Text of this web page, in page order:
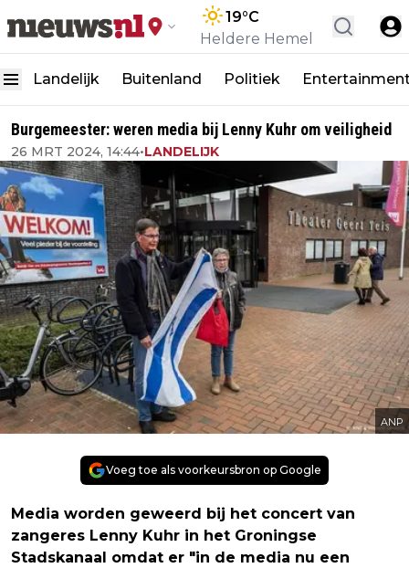
19°C
Heldere Hemel
Landelijk Buitenland Politiek
Burgemeester: weren media bij Lenny Kuhr om veiligheid
26 MRT 2024, 14:44•LANDELIJK
ANP
Voeg toe als voorkeursbron op Google
Media worden geweerd bij het concert van
zangeres Lenny Kuhr in het Groningse
Stadskanaal omdat er "in de media nu een